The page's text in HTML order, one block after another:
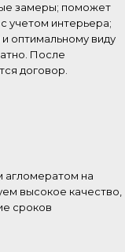
замеры; поможет
учетом интерьера;
оптимальному виду
После
договор.
агломератом на
высокое качество,
сроков